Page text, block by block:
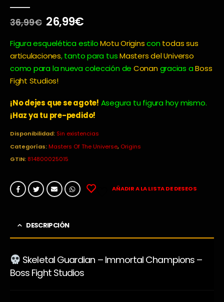
36,99€ El
original
era:
36,99€.
26,99€El
actual
es:
26,99€.
Figura esquelética estiloMotu Originscon todas sus
articulaciones, tanto para tusMasters del Universo
como para la nueva colección de Conan gracias aBoss
Fight Studios!
¡No dejes que se agote! Asegura tu figura hoy mismo.
¡Haz ya tu pre-pedido!
Disponibilidad: Sin existencias
Categorías:Masters Of The Universe, Origins
GTIN: 814800025015
AÑADIR A LA LISTA DE DESEOS
DESCRIPCIÓN
Skeletal Guardian – Immortal Champions –
Boss Fight Studios